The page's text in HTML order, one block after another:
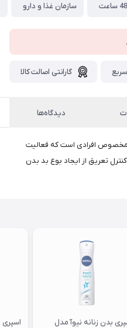
48 ساعت
سازمان غذا و دارو
گارانتی اصالت کالا
دیدگاه‌ها
مخصوص افرادی است که فعالیت
تعریق از ایجاد بوع بد بدن
بدن زنانه نیوآ مدل
اسپری